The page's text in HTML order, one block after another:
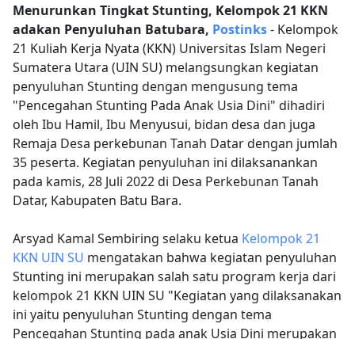
Menurunkan Tingkat Stunting, Kelompok 21 KKN
adakan Penyuluhan Batubara, Postinks- Kelompok
21 Kuliah Kerja Nyata (KKN) Universitas Islam Negeri
Sumatera Utara (UIN SU) melangsungkan kegiatan
penyuluhan Stunting dengan mengusung tema
"Pencegahan Stunting Pada Anak Usia Dini" dihadiri
oleh Ibu Hamil, Ibu Menyusui, bidan desa dan juga
Remaja Desa perkebunan Tanah Datar dengan jumlah
35 peserta. Kegiatan penyuluhan ini dilaksanankan
pada kamis, 28 Juli 2022 di Desa Perkebunan Tanah
Datar, Kabupaten Batu Bara.
Arsyad Kamal Sembiring selaku ketua Kelompok 21
KKN UIN SU mengatakan bahwa kegiatan penyuluhan
Stunting ini merupakan salah satu program kerja dari
kelompok 21 KKN UIN SU "Kegiatan yang dilaksanakan
ini yaitu penyuluhan Stunting dengan tema
Pencegahan Stunting pada anak Usia Dini merupakan